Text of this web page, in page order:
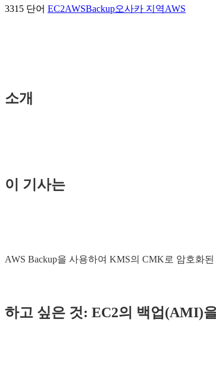
3315 단어 EC2AWSBackup오사카 지역AWS
소개
이 기사는
AWS Backup을 사용하여 KMS의 CMK로 암호화
하고 싶은 것: EC2의 백업(AMI)